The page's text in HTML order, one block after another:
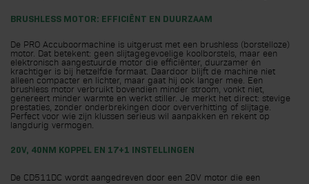
BRUSHLESS MOTOR: EFFICIËNT EN DUURZAAM
De PRO Accuboormachine is uitgerust met een brushless (borstelloze)
motor. Dat betekent: geen slijtagegevoelige koolborstels, maar een
elektronisch aangestuurde motor die efficiënter, duurzamer én
krachtiger is bij hetzelfde formaat. Daardoor blijft de machine niet
alleen compacter en lichter, maar gaat hij ook langer mee. Een
brushless motor verbruikt bovendien minder stroom, vonkt niet,
genereert minder warmte en werkt stiller. Je merkt het direct: stevige
prestaties, zonder onderbrekingen door oververhitting of slijtage.
Perfect voor wie zijn klussen serieus wil aanpakken en rekent op
langdurig vermogen.
20V, 40NM KOPPEL EN 17+1 INSTELLINGEN
De CD511DC wordt aangedreven door een 20V motor die een